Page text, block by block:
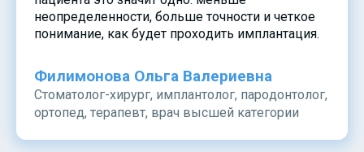
неопределенности, больше точности и четкое
понимание, как будет проходить имплантация.
Филимонова Ольга Валериевна
Стоматолог-хирург, имплантолог, пародонтолог,
ортопед, терапевт, врач высшей категории